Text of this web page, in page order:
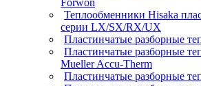
Forwon
Теплообменники Hisaka
серии LX/SX/RX/UX
Пластинчатые разборные
Пластинчатые разборные
Mueller Accu-Therm
Пластинчатые разборные